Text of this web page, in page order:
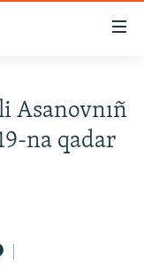
Asanovnıñ
na qadar